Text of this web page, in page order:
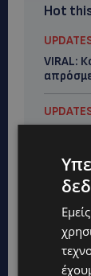
Hot
VIRAL:
ΙΣΑΑΚ-
την